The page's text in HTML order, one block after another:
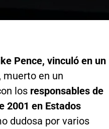
Pence, vinculó en un
muerto en un
los responsables de
2001 en Estados
dudosa por varios